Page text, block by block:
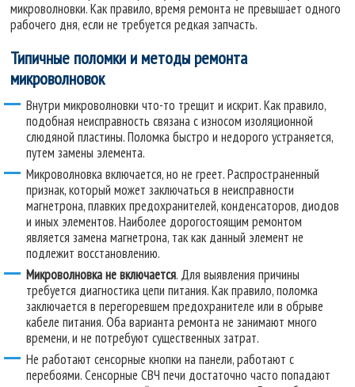
микроволновки. Как правило, время ремонта не превышает одного
рабочего дня, если не требуется редкая запчасть.
Типичные поломки и методы ремонта
микроволновок
Внутри микроволновки что-то трещит и искрит. Как правило,
подобная неисправность связана с износом изоляционной
слюдяной пластины. Поломка быстро и недорого устраняется,
путем замены элемента.
Микроволновка включается, но не греет. Распространенный
признак, который может заключаться в неисправности
магнетрона, плавких предохранителей, конденсаторов, диодов
и иных элементов. Наиболее дорогостоящим ремонтом
является замена магнетрона, так как данный элемент не
подлежит восстановлению.
Микроволновка не включается. Для выявления причины
требуется диагностика цепи питания. Как правило, поломка
заключается в перегоревшем предохранителе или в обрыве
кабеле питания. Оба варианта ремонта не занимают много
времени, и не потребуют существенных затрат.
Не работают сенсорные кнопки на панели, работают с
перебоями. Сенсорные СВЧ печи достаточно часто попадают